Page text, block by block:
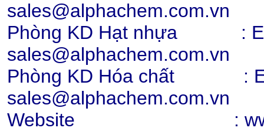
Hạt nhựa PC 2407, 2807, 2858,
trong suốt
Chi tiết Mua hàng
Phòng KD Hạt nhựa :
sales@alphachem.com.vn
Phòng KD Hóa chất :
sales@alphachem.com.vn
Website :